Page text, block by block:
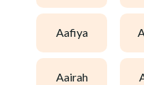
aafiya
aairah